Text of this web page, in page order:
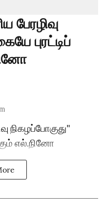
பேரழிவு
புரட்டிப்
நிகழப்போகுது"
எல்.நினோ